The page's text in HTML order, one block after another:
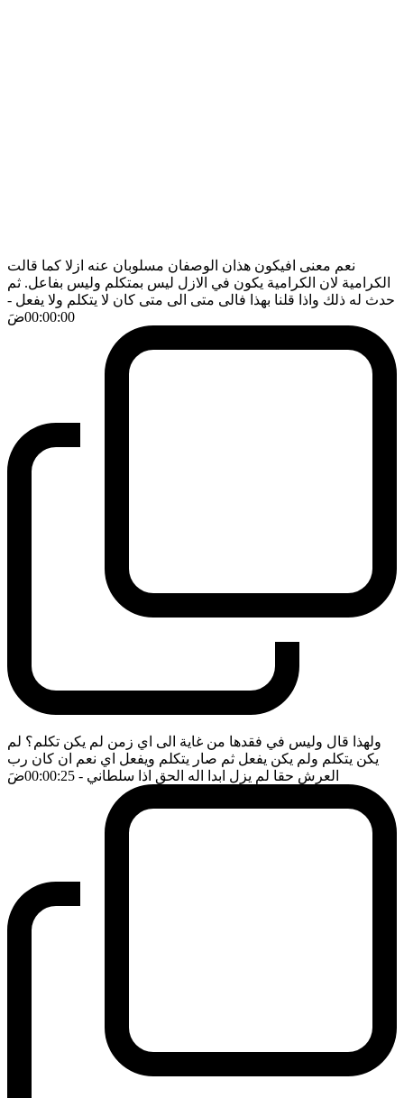
نعم معنى افيكون هذان الوصفان مسلوبان عنه ازلا كما قالت
الكرامية لان الكرامية يكون في الازل ليس بمتكلم وليس بفاعل. ثم
حدث له ذلك واذا قلنا بهذا فالى متى الى متى كان لا يتكلم ولا يفعل -
00:00:00ضَ
ولهذا قال وليس في فقدها من غاية الى اي زمن لم يكن تكلم؟ لم
يكن يتكلم ولم يكن يفعل ثم صار يتكلم ويفعل اي نعم ان كان رب
العرش حقا لم يزل ابدا اله الحق اذا سلطاني - 00:00:25 ضَ